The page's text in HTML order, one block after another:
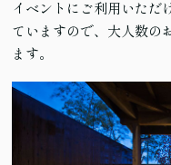
イベントにご利用いただ
ていますので、大人数の
ます。